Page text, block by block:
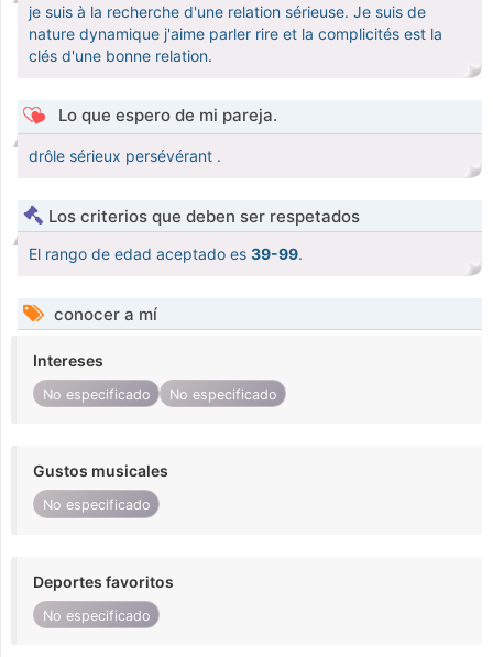
je suis à la recherche d'une relation sérieuse. Je suis de
nature dynamique j'aime parler rire et la complicités est la
clés d'une bonne relation.
Lo que espero de mi pareja.
drôle sérieux persévérant .
Los criterios que deben ser respetados
El rango de edad aceptado es 39-99.
conocer a mí
Intereses
No especificado No especificado
Gustos musicales
No especificado
Deportes favoritos
No especificado